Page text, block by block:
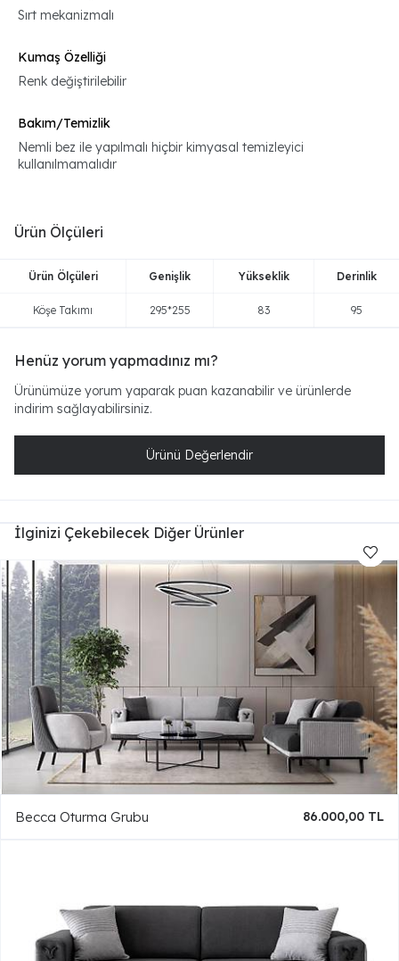
Sırt mekanizmalı
Kumaş Özelliği
Renk değiştirilebilir
Bakım/Temizlik
Nemli bez ile yapılmalı hiçbir kimyasal temizleyici
kullanılmamalıdır
Ürün Ölçüleri
Ürün Ölçüleri Genişlik Yükseklik Derinlik
Köşe Takımı 295*255 83 95
Henüz yorum yapmadınız mı?
Ürünümüze yorum yaparak puan kazanabilir ve ürünlerde
indirim sağlayabilirsiniz.
Ürünü Değerlendir
İlginizi Çekebilecek Diğer Ürünler
Becca Oturma Grubu 86.000,00 TL